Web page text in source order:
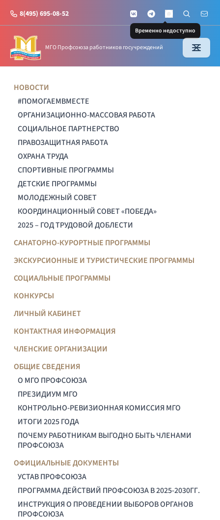
8(495) 695-08-52 VKontakteTelegramMAX
Временно недоступно
Поиск по
Почта
МГО Профсоюза работников госучреждений
НОВОСТИ
#ПОМОГАЕМВМЕСТЕ
ОРГАНИЗАЦИОННО-МАССОВАЯ РАБОТА
СОЦИАЛЬНОЕ ПАРТНЕРСТВО
ПРАВОЗАЩИТНАЯ РАБОТА
ОХРАНА ТРУДА
СПОРТИВНЫЕ ПРОГРАММЫ
ДЕТСКИЕ ПРОГРАММЫ
МОЛОДЕЖНЫЙ СОВЕТ
КООРДИНАЦИОННЫЙ СОВЕТ «ПОБЕДА»
2025 – ГОД ТРУДОВОЙ ДОБЛЕСТИ
САНАТОРНО-КУРОРТНЫЕ ПРОГРАММЫ
ЭКСКУРСИОННЫЕ И ТУРИСТИЧЕСКИЕ ПРОГРАММЫ
СОЦИАЛЬНЫЕ ПРОГРАММЫ
КОНКУРСЫ
ЛИЧНЫЙ КАБИНЕТ
КОНТАКТНАЯ ИНФОРМАЦИЯ
ЧЛЕНСКИЕ ОРГАНИЗАЦИИ
ОБЩИЕ СВЕДЕНИЯ
О МГО ПРОФСОЮЗА
ПРЕЗИДИУМ МГО
КОНТРОЛЬНО-РЕВИЗИОННАЯ КОМИССИЯ МГО
ИТОГИ 2025 ГОДА
ПОЧЕМУ РАБОТНИКАМ ВЫГОДНО БЫТЬ ЧЛЕНАМИ
ПРОФСОЮЗА
ОФИЦИАЛЬНЫЕ ДОКУМЕНТЫ
УСТАВ ПРОФСОЮЗА
ПРОГРАММА ДЕЙСТВИЙ ПРОФСОЮЗА В 2025-2030ГГ.
ИНСТРУКЦИЯ О ПРОВЕДЕНИИ ВЫБОРОВ ОРГАНОВ
ПРОФСОЮЗА